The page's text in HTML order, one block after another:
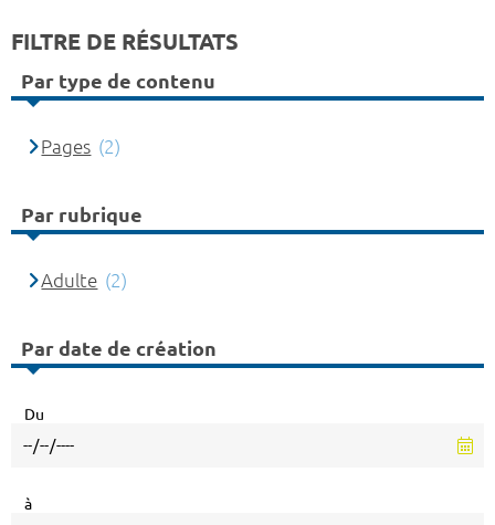
FILTRE DE RÉSULTATS
Par type de contenu
Pages (2)
Par rubrique
Adulte (2)
Par date de création
Du
à